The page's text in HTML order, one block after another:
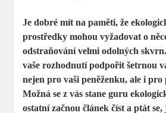
Je dobré mít na paměti, že
prostředky mohou vyžadovat o
odstraňování velmi odolných
vaše rozhodnutí podpořit šetrnou
nejen pro vaši peněženku, ale i
Možná se z vás stane guru
ostatní začnou článek číst a ptát